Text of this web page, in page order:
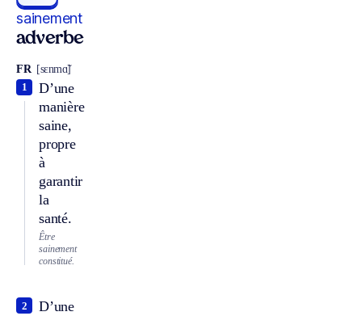
sainement
adverbe
FR [sɛnmɑ̃]
D’une
manière
saine,
propre
à
garantir
la
santé.
1
Être
sainement
constitué.
D’une
2